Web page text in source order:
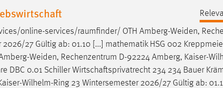
online-services/raumfinder/ OTH Amberg-Weiden,
27 Gültig ab: 01.10 [...] mathematik HSG 002
Weiden, Rechenzentrum D-92224 Amberg, Kaiser-
DBC 0.01 Schiller Wirtschaftsprivatrecht 234 234 Bauer
Wilhelm-Ring 23 Wintersemester 2026/27 Gültig ab: